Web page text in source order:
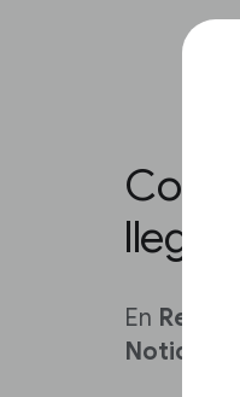
llegan
En
Noticias